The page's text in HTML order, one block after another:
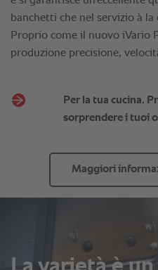
Per la tua cucina.
sorprendere i tuoi
Maggiori